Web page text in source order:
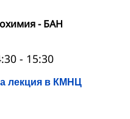
- БАН
лекция в КМНЦ
- 15:30